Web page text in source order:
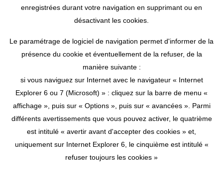
enregistrées durant votre navigation en supprimant ou en
désactivant les cookies.
Le paramétrage de logiciel de navigation permet d'informer de la
présence du cookie et éventuellement de la refuser, de la
manière suivante :
si vous naviguez sur Internet avec le navigateur « Internet
Explorer 6 ou 7 (Microsoft) » : cliquez sur la barre de menu «
affichage », puis sur « Options », puis sur « avancées ». Parmi
différents avertissements que vous pouvez activer, le quatrième
est intitulé « avertir avant d'accepter des cookies » et,
uniquement sur Internet Explorer 6, le cinquième est intitulé «
refuser toujours les cookies »